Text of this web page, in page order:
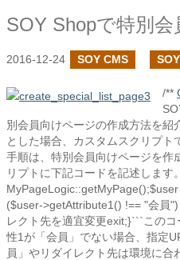
2016-12-24 SOY CMS
/**
別会員向けページの作成方法を紹
とした場合、カスタムスクリプト
手順は、特別会員向けページを作
リプトに下記コードを記述しま
($user->getAttribute1() !== "会員
レクト先を適宜変更exit;}```この
性1が「会員」でない場合、指定
員」やリダイレクト先は環境に合